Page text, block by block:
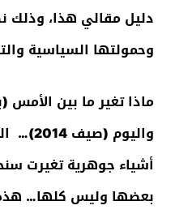
دليل مقالي هذا، وذلك
وحمولتها السياسية
ماذا تغير ما بين الأمس
أشياء جوهرية تغيرت
بعضها وليس كلها…